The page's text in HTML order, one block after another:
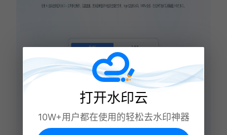
打开水印云
10W+用户都在使用的轻松去水印神器